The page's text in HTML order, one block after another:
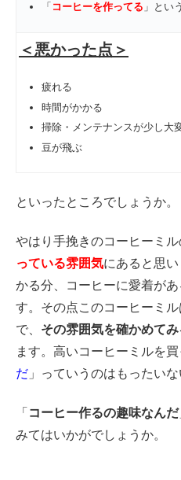
「 コーヒーを作ってる 」とい
＜悪かった点＞
疲れる
時間がかかる
掃除・メンテナンスが少し大
豆が飛ぶ
といったところでしょうか。
やはり手挽きのコーヒーミル
っている雰囲気にあると思
かる分、コーヒーに愛着が
す。その点このコーヒーミ
で、 その雰囲気を確かめて
ます。高いコーヒーミルを買
だ 」っていうのはもったいな
「 コーヒー作るの趣味なんだ
みてはいかがでしょうか。